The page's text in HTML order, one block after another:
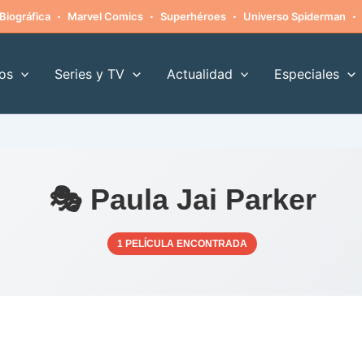
Biográfica · Marvel Comics · Superhéroes · Universo Spiderman ·
Series y TV Actualidad Especiales
🎭 Paula Jai Parker
1 PELÍCULA ENCONTRADA